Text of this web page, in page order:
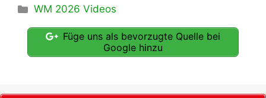
Kategorien
WM 2026 Videos
Füge uns als bevorzugte Quelle bei
Google hinzu